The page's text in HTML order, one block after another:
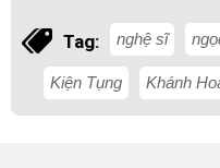
Tag: nghệ sĩ
Kiện Tụng Khánh